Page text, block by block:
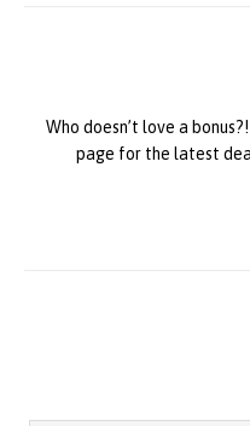
Who doesn’t love a
page for the latest